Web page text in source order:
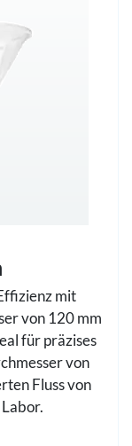
mit
von 120 mm
für präzises
von
Fluss von